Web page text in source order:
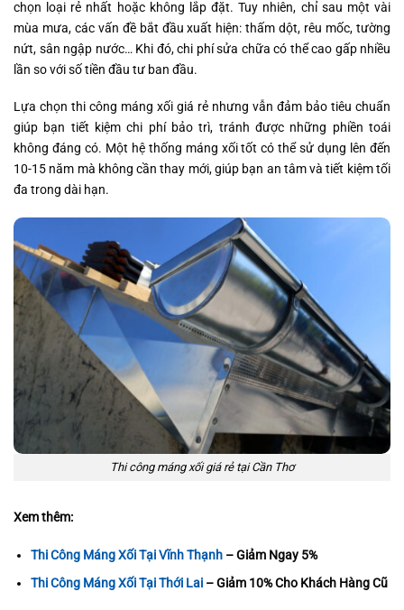
chọn loại rẻ nhất hoặc không lắp đặt. Tuy nhiên, chỉ sau một vài
mùa mưa, các vấn đề bắt đầu xuất hiện: thấm dột, rêu mốc, tường
nứt, sân ngập nước… Khi đó, chi phí sửa chữa có thể cao gấp nhiều
lần so với số tiền đầu tư ban đầu.
Lựa chọn thi công máng xối giá rẻ nhưng vẫn đảm bảo tiêu chuẩn
giúp bạn tiết kiệm chi phí bảo trì, tránh được những phiền toái
không đáng có. Một hệ thống máng xối tốt có thể sử dụng lên đến
10-15 năm mà không cần thay mới, giúp bạn an tâm và tiết kiệm tối
đa trong dài hạn.
Thi công máng xối giá rẻ tại Cần Thơ
Xem thêm:
Thi Công Máng Xối Tại Vĩnh Thạnh– Giảm Ngay 5%
Thi Công Máng Xối Tại Thới Lai– Giảm 10% Cho Khách Hàng Cũ